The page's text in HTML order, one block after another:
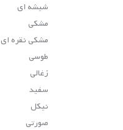
شیشه ای
مشکی
مشکی نقره ای
طوسی
زغالی
سفید
نیکل
صورتی